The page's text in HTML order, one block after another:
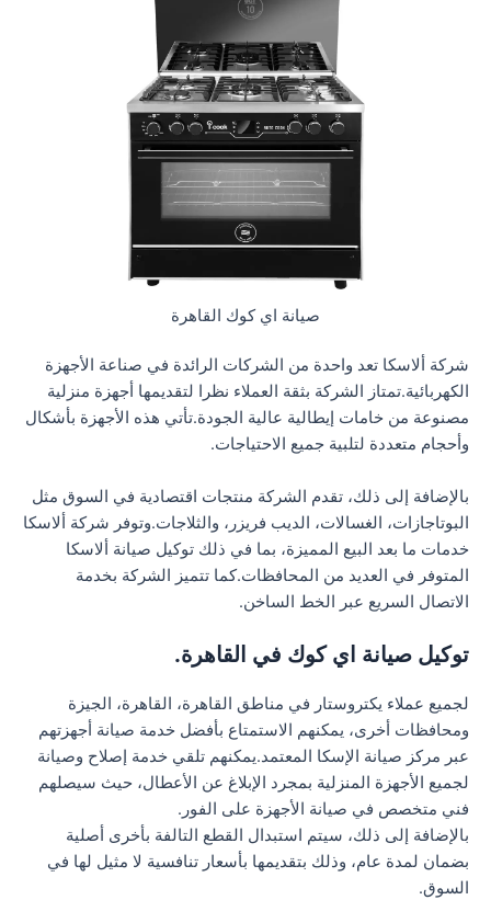
صيانة اي كوك القاهرة
شركة ألاسكا تعد واحدة من الشركات الرائدة في صناعة الأجهزة
الكهربائية.تمتاز الشركة بثقة العملاء نظرا لتقديمها أجهزة منزلية
مصنوعة من خامات إيطالية عالية الجودة.تأتي هذه الأجهزة بأشكال
وأحجام متعددة لتلبية جميع الاحتياجات.
بالإضافة إلى ذلك، تقدم الشركة منتجات اقتصادية في السوق مثل
البوتاجازات، الغسالات، الديب فريزر، والثلاجات.وتوفر شركة ألاسكا
خدمات ما بعد البيع المميزة، بما في ذلك توكيل صيانة ألاسكا
المتوفر في العديد من المحافظات.كما تتميز الشركة بخدمة
الاتصال السريع عبر الخط الساخن.
توكيل صيانة اي كوك في القاهرة.
لجميع عملاء يكتروستار في مناطق القاهرة، القاهرة، الجيزة
ومحافظات أخرى، يمكنهم الاستمتاع بأفضل خدمة صيانة أجهزتهم
عبر مركز صيانة الإسكا المعتمد.يمكنهم تلقي خدمة إصلاح وصيانة
لجميع الأجهزة المنزلية بمجرد الإبلاغ عن الأعطال، حيث سيصلهم
فني متخصص في صيانة الأجهزة على الفور.
بالإضافة إلى ذلك، سيتم استبدال القطع التالفة بأخرى أصلية
بضمان لمدة عام، وذلك بتقديمها بأسعار تنافسية لا مثيل لها في
السوق.